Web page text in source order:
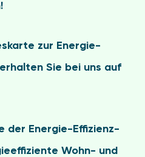
zur Energie-
Sie bei uns auf
der Energie-Effizienz-
Wohn- und